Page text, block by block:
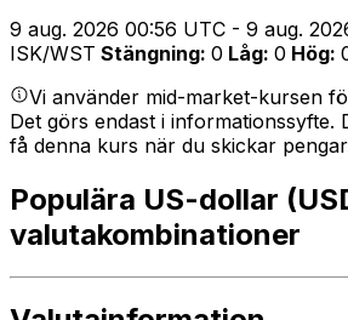
9 aug. 2026 00:56 UTC - 9 aug.
ISK/WST Stängning: 0 Låg: 0 Hög:
Vi använder mid-market-kursen
Det görs endast i informationssyfte.
få denna kurs när du skickar
Populära US-dollar
valutakombinationer